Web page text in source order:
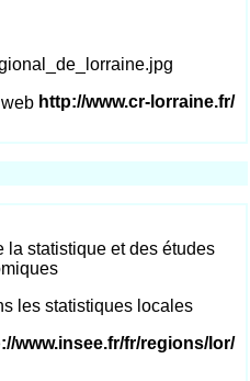
http://www.cr-lorraine.fr/
la statistique et des études
les statistiques locales
www.insee.fr/fr/regions/lor/